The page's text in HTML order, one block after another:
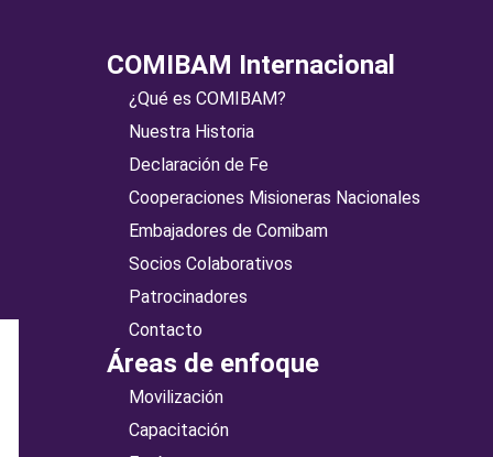
COMIBAM Internacional
¿Qué es COMIBAM?
Nuestra Historia
Declaración de Fe
Cooperaciones Misioneras Nacionales
Embajadores de Comibam
Socios Colaborativos
Patrocinadores
Contacto
Áreas de enfoque
Movilización
Capacitación